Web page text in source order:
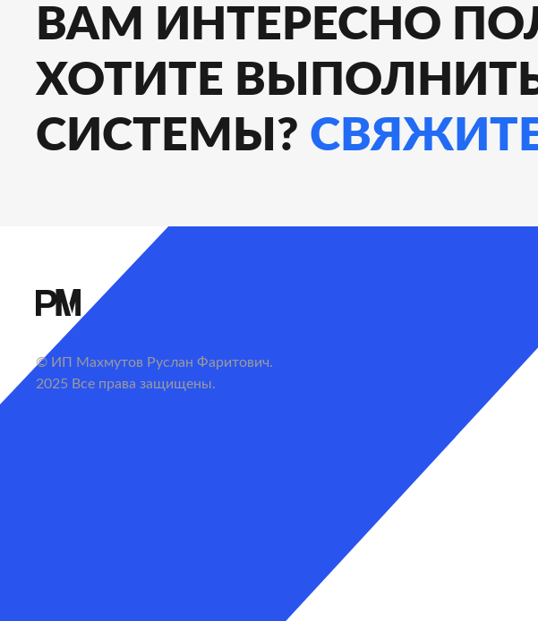
ВАМ ИНТЕРЕСНО
ХОТИТЕ
СИСТЕМЫ?
© ИП Махмутов Руслан Фаритович.
2025 Все права защищены.